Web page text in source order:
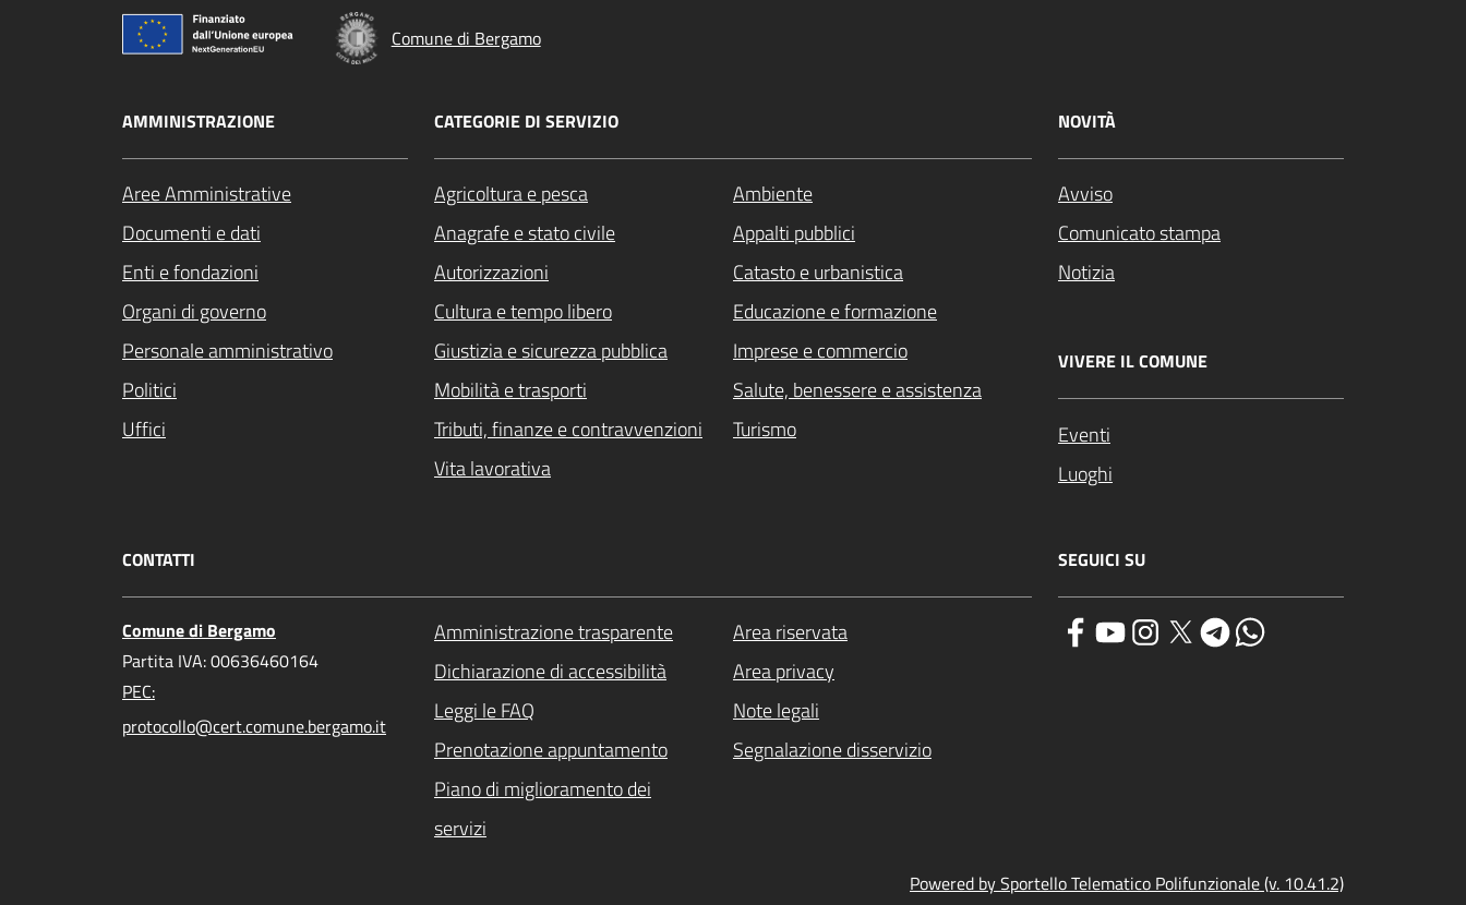
Comune di Bergamo
AMMINISTRAZIONE
Aree Amministrative
Documenti e dati
Enti e fondazioni
Organi di governo
Personale amministrativo
Politici
Uffici
CATEGORIE DI SERVIZIO
Agricoltura e pesca
Ambiente
Anagrafe e stato civile
Appalti pubblici
Autorizzazioni
Catasto e urbanistica
Cultura e tempo libero
Educazione e formazione
Giustizia e sicurezza pubblica
Imprese e commercio
Mobilità e trasporti
Salute, benessere e assistenza
Tributi, finanze e contravvenzioni
Turismo
Vita lavorativa
NOVITÀ
Avviso
Comunicato stampa
Notizia
VIVERE IL COMUNE
Eventi
Luoghi
CONTATTI
Comune di Bergamo
Partita IVA: 00636460164
PEC:
protocollo@cert.comune.bergamo.it
Amministrazione trasparente
Area riservata
Dichiarazione di accessibilità
Area privacy
Leggi le FAQ
Note legali
Prenotazione appuntamento
Segnalazione disservizio
Piano di miglioramento dei
servizi
SEGUICI SU
Powered by Sportello Telematico Polifunzionale (v. 10.41.2)